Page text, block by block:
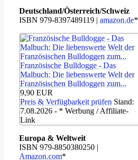
Deutschland/Österreich/Schweiz
ISBN 979-8397489119 | amazon.de*
Französische Bulldogge - Das
Malbuch: Die liebenswerte Welt der
Französischen Bulldoggen zum...
9,90 EUR
Preis & Verfügbarkeit prüfen Stand:
7.08.2026 - * Werbung / Affiliate-
Link
Europa & Weltweit
ISBN 979-8850380250 |
Amazon.com*